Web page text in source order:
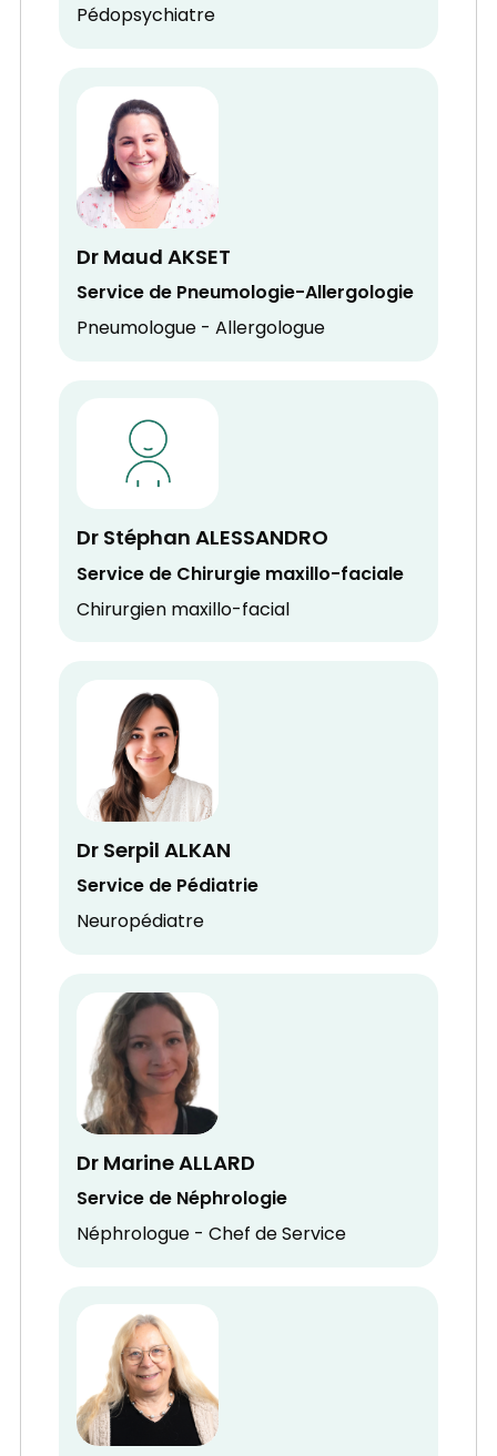
Pédopsychiatre
Dr Maud AKSET
Service de Pneumologie-Allergologie
Pneumologue - Allergologue
Dr Stéphan ALESSANDRO
Service de Chirurgie maxillo-faciale
Chirurgien maxillo-facial
Dr Serpil ALKAN
Service de Pédiatrie
Neuropédiatre
Dr Marine ALLARD
Service de Néphrologie
Néphrologue - Chef de Service